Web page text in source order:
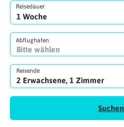
Reisedauer
Abflughafen
Reisende
2 Erwachsene, 1 Zimmer
Suchen